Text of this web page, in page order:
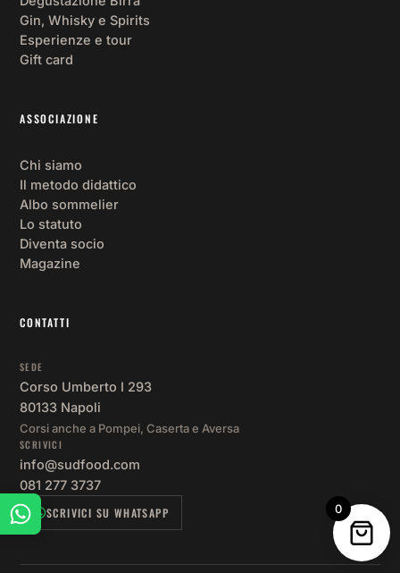
Gin, Whisky e Spirits
Esperienze e tour
Gift card
ASSOCIAZIONE
Chi siamo
Il metodo didattico
Albo sommelier
Lo statuto
Diventa socio
Magazine
CONTATTI
SEDE
Corso Umberto I 293
80133 Napoli
Corsi anche a Pompei, Caserta e Aversa
SCRIVICI
info@sudfood.com
081 277 3737
SCRIVICI SU WHATSAPP
0